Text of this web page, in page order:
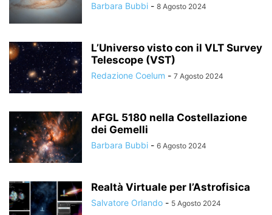
Barbara Bubbi - 8 Agosto 2024
L’Universo visto con il VLT Survey
Telescope (VST)
Redazione Coelum - 7 Agosto 2024
AFGL 5180 nella Costellazione
dei Gemelli
Barbara Bubbi - 6 Agosto 2024
Realtà Virtuale per l’Astrofisica
Salvatore Orlando - 5 Agosto 2024